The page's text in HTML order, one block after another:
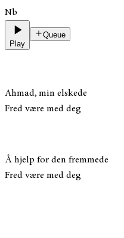
Nb
Play
Queue
Ahmad, min elskede
Fred være med deg
Å hjelp for den fremmede
Fred være med deg